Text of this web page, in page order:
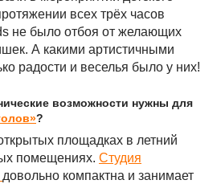
всех трёх часов
не было отбоя от желающих
А какими артистичными
радости и веселья было у них!
возможности нужны для
?
площадках в летний
помещениях. Студия
довольно компактна и занимает